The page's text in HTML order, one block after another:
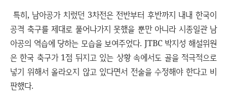
특히, 남아공가 치렀던 3차전은 전반부터 후반까지 내내 한국이
공격 축구를 제대로 풀어나가지 못했을 뿐만 아니라 시종일관 남
아공의 역습에 당하는 모습을 보여주었다. JTBC 박지성 해설위원
은 한국 축구가 1점 뒤지고 있는 상황 속에서도 골을 적극적으로
넣기 위해서 올라오지 않고 있다면서 전술을 수정해야 한다고 비
판했다.